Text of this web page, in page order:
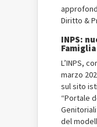
Diritto &
INPS:
L’INPS,
marzo
sul sito
“Portale
del